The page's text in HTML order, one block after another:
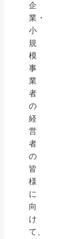
企
業・
小
規
模
事
業
者
の
経
営
者
の
皆
様
に
向
け
て、